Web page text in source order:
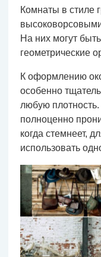
Комнаты в стиле
На них могут
геометрические
К оформлению
особенно
любую
полноценно
когда стемнеет,
использовать